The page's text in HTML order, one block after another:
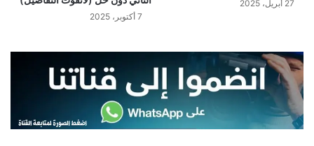
27 أبريل، 2025
7 أكتوبر، 2025